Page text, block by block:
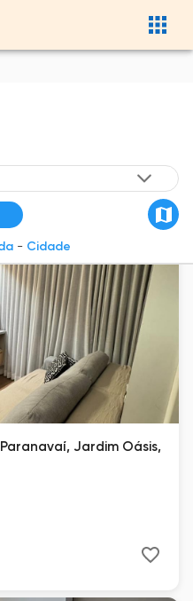
- Cidade
Jardim Oásis,